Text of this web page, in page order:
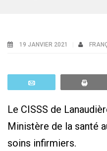
19 JANVIER 2021
Le CISSS de
Ministère de la santé
soins infirmiers.